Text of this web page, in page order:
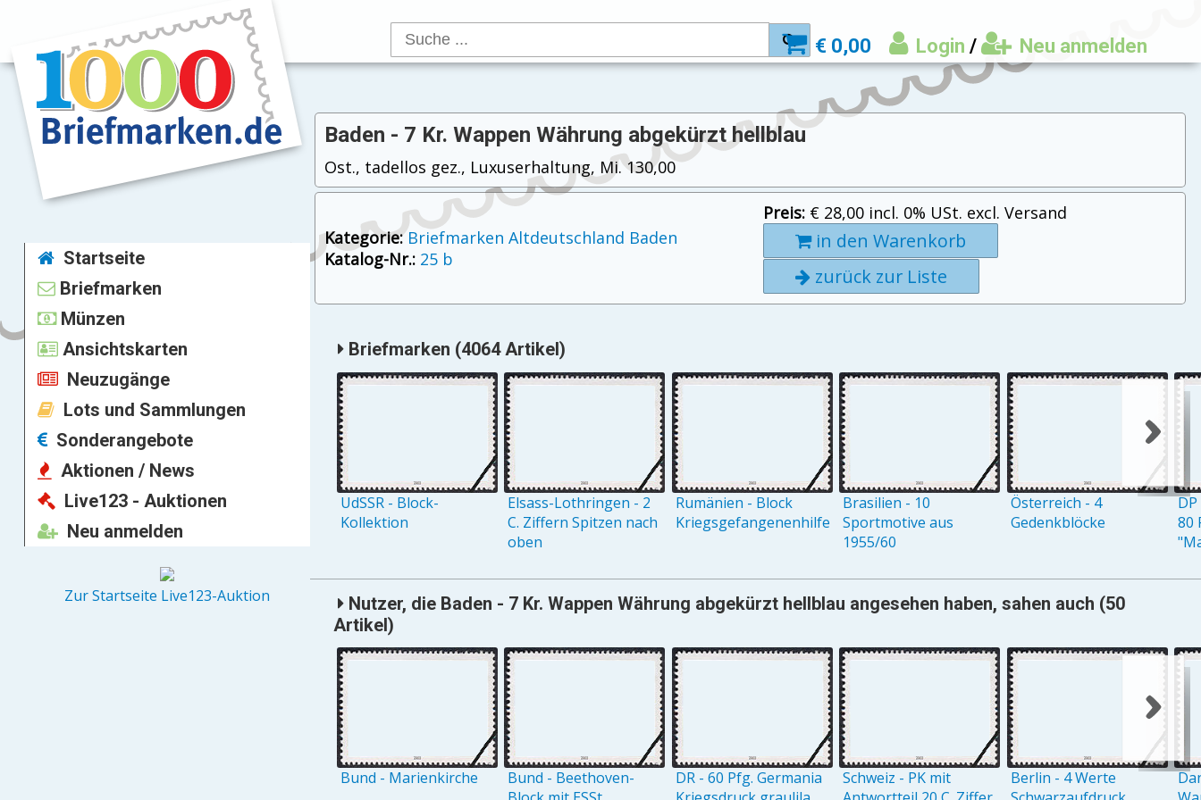
€ 0,00 Login / Neu anmelden
Startseite
Briefmarken
Münzen
Ansichtskarten
Neuzugänge
Lots und Sammlungen
Sonderangebote
Aktionen / News
Live123 - Auktionen
Neu anmelden
Zur Startseite Live123-Auktion
Baden - 7 Kr. Wappen Währung abgekürzt hellblau
Ost., tadellos gez., Luxuserhaltung, Mi. 130,00
Kategorie: Briefmarken Altdeutschland Baden
Katalog-Nr.: 25 b
Preis: € 28,00 incl. 0% USt. excl. Versand
in den Warenkorb
zurück zur Liste
Briefmarken (4064 Artikel)
UdSSR - Block-
Kollektion
Elsass-Lothringen - 2
C. Ziffern Spitzen nach
oben
Rumänien - Block
Kriegsgefangenenhilfe
Brasilien - 10
Sportmotive aus
1955/60
Österreich - 4
Gedenkblöcke
80
Nutzer, die Baden - 7 Kr. Wappen Währung abgekürzt hellblau angesehen haben, sahen auch (50
Artikel)
Bund - Marienkirche
Bund - Beethoven-
DR - 60 Pfg. Germania
Schweiz - PK mit
Berlin - 4 Werte